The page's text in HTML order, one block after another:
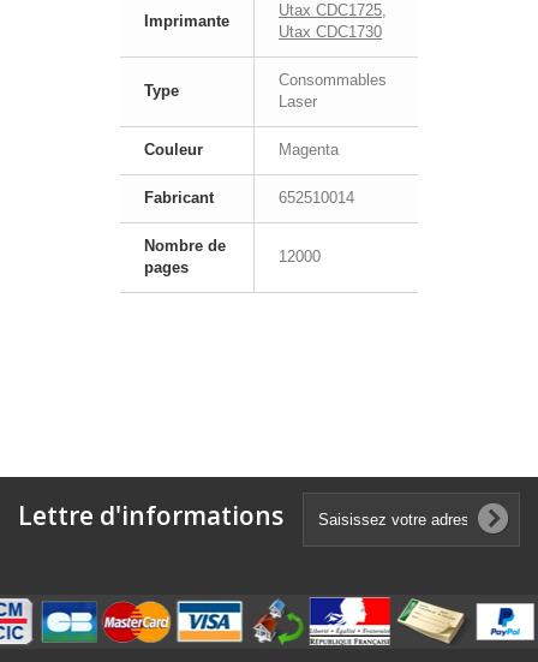
Imprimante
Utax CDC1725,
Utax CDC1730
Type
Consommables
Laser
Couleur Magenta
Fabricant 652510014
Nombre de
pages
12000
Lettre d'informations